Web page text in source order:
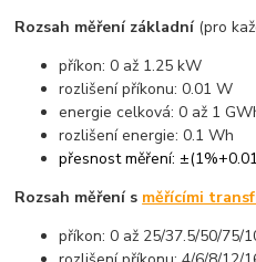
Rozsah měření základní (pro
příkon: 0 až 1.25 kW
rozlišení příkonu: 0.01 W
energie celková: 0 až 1
rozlišení energie: 0.1 Wh
přesnost měření:
Rozsah měření s měřícími
příkon: 0 až 25/37.5/50/75/